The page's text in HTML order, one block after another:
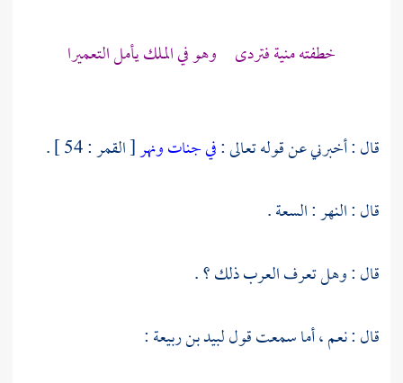
خطفته منية فتردى وهو في الملك يأمل التعميرا
قال : أخبرني عن قوله تعالى :في جنات ونهر[ القمر : 54 ] .
قال : النهر : السعة .
قال : وهل تعرف العرب ذلك ؟ .
قال : نعم ، أما سمعت قوللبيد بن ربيعة: